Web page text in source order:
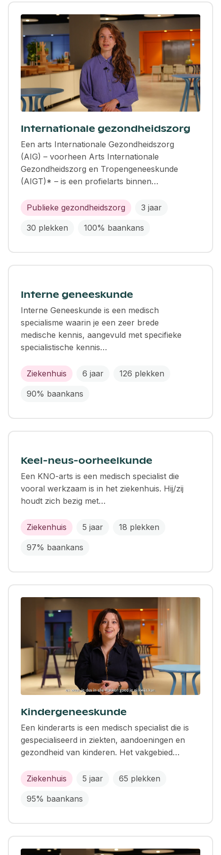
Internationale gezondheidszorg
Een arts Internationale Gezondheidszorg
(AIG) – voorheen Arts Internationale
Gezondheidszorg en Tropengeneeskunde
(AIGT)* – is een profielarts binnen…
Publieke gezondheidszorg 3 jaar
30 plekken 100% baankans
Interne geneeskunde
Interne Geneeskunde is een medisch
specialisme waarin je een zeer brede
medische kennis, aangevuld met specifieke
specialistische kennis…
Ziekenhuis 6 jaar 126 plekken
90% baankans
Keel-neus-oorheelkunde
Een KNO-arts is een medisch specialist die
vooral werkzaam is in het ziekenhuis. Hij/zij
houdt zich bezig met…
Ziekenhuis 5 jaar 18 plekken
97% baankans
Kindergeneeskunde
Een kinderarts is een medisch specialist die is
gespecialiseerd in ziekten, aandoeningen en
gezondheid van kinderen. Het vakgebied…
Ziekenhuis 5 jaar 65 plekken
95% baankans